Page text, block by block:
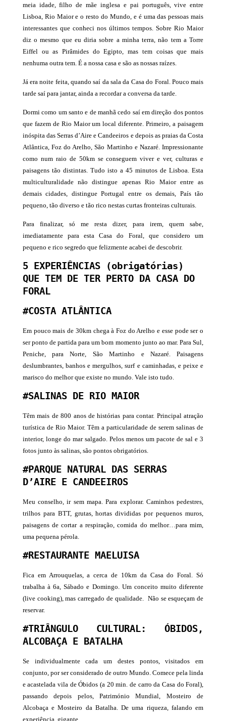
meia idade, filho de mãe inglesa e pai português, vive entre
Lisboa, Rio Maior e o resto do Mundo, e é uma das pessoas mais
interessantes que conheci nos últimos tempos. Sobre Rio Maior
diz o mesmo que eu diria sobre a minha terra, não tem a Torre
Eiffel ou as Pirâmides do Egipto, mas tem coisas que mais
nenhuma outra tem. É a nossa casa e são as nossas raízes.
Já era noite feita, quando saí da sala da Casa do Foral. Pouco mais
tarde saí para jantar, ainda a recordar a conversa da tarde.
Dormi como um santo e de manhã cedo saí em direção dos pontos
que fazem de Rio Maior um local diferente. Primeiro, a paisagem
inóspita das Serras d’Aire e Candeeiros e depois as praias da Costa
Atlântica, Foz do Arelho, São Martinho e Nazaré. Impressionante
como num raio de 50km se conseguem viver e ver, culturas e
paisagens tão distintas. Tudo isto a 45 minutos de Lisboa. Esta
multiculturalidade não distingue apenas Rio Maior entre as
demais cidades, distingue Portugal entre os demais, País tão
pequeno, tão diverso e tão rico nestas curtas fronteiras culturais.
Para finalizar, só me resta dizer, para irem, quem sabe,
imediatamente para esta Casa do Foral, que considero um
pequeno e rico segredo que felizmente acabei de descobrir.
5 EXPERIÊNCIAS (obrigatórias)
QUE TEM DE TER PERTO DA CASA DO
FORAL
#COSTA ATLÂNTICA
Em pouco mais de 30km chega à Foz do Arelho e esse pode ser o
ser ponto de partida para um bom momento junto ao mar. Para Sul,
Peniche, para Norte, São Martinho e Nazaré. Paisagens
deslumbrantes, banhos e mergulhos, surf e caminhadas, e peixe e
marisco do melhor que existe no mundo. Vale isto tudo.
#SALINAS DE RIO MAIOR
Têm mais de 800 anos de histórias para contar. Principal atração
turística de Rio Maior. Têm a particularidade de serem salinas de
interior, longe do mar salgado. Pelos menos um pacote de sal e 3
fotos junto às salinas, são pontos obrigatórios.
#PARQUE NATURAL DAS SERRAS
D’AIRE E CANDEEIROS
Meu conselho, ir sem mapa. Para explorar. Caminhos pedestres,
trilhos para BTT, grutas, hortas divididas por pequenos muros,
paisagens de cortar a respiração, comida do melhor…para mim,
uma pequena pérola.
#RESTAURANTE MAELUISA
Fica em Arrouquelas, a cerca de 10km da Casa do Foral. Só
trabalha à 6a, Sábado e Domingo. Um conceito muito diferente
(live cooking), mas carregado de qualidade. Não se esqueçam de
reservar.
#TRIÂNGULO CULTURAL: ÓBIDOS,
ALCOBAÇA E BATALHA
Se individualmente cada um destes pontos, visitados em
conjunto, por ser considerado de outro Mundo. Comece pela linda
e acastelada vila de Óbidos (a 20 min. de carro da Casa do Foral),
passando depois pelos, Património Mundial, Mosteiro de
Alcobaça e Mosteiro da Batalha. De uma riqueza, falando em
experiência, gigante.